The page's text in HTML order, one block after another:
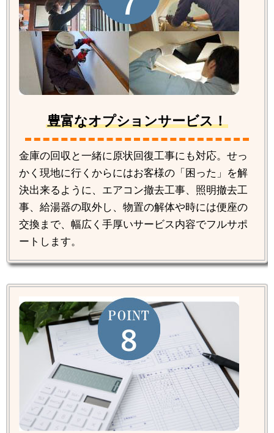
豊富なオプションサービス！
金庫の回収と一緒に原状回復工事にも対応。せっ
かく現地に行くからにはお客様の「困った」を解
決出来るように、エアコン撤去工事、照明撤去工
事、給湯器の取外し、物置の解体や時には便座の
交換まで、幅広く手厚いサービス内容でフルサポ
ートします。